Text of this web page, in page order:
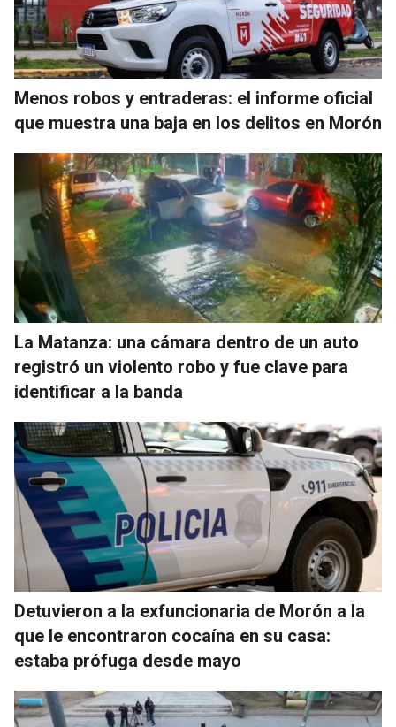
Menos robos y entraderas: el informe oficial
que muestra una baja en los delitos en Morón
La Matanza: una cámara dentro de un auto
registró un violento robo y fue clave para
identificar a la banda
Detuvieron a la exfuncionaria de Morón a la
que le encontraron cocaína en su casa:
estaba prófuga desde mayo